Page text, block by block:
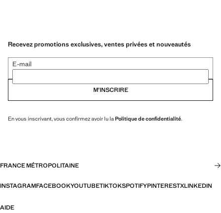
Recevez promotions exclusives, ventes privées et nouveautés
E-mail
M’INSCRIRE
En vous inscrivant, vous confirmez avoir lu laPolitique de confidentialité.
FRANCE MÉTROPOLITAINE
INSTAGRAMFACEBOOKYOUTUBETIKTOKSPOTIFYPINTERESTXLINKEDIN
AIDE